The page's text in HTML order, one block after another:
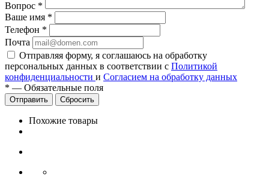
Вопрос *
Ваше имя *
Телефон *
Почта
Отправляя форму, я соглашаюсь на обработку
персональных данных в соответствии с Политикой
конфиденциальности и Согласием на обработку данных
* — Обязательные поля
Сбросить
Похожие товары